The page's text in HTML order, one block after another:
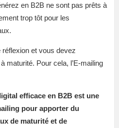
en B2B ne sont pas prêts à
trop tôt pour les
et vous devez
maturité. Pour cela, l’E-mailing
efficace en B2B est une
pour apporter du
de maturité et de